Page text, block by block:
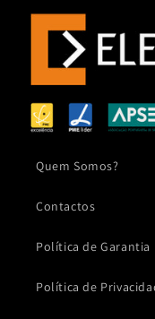
Quem Somos?
Contactos
Política de Garantia
Política de